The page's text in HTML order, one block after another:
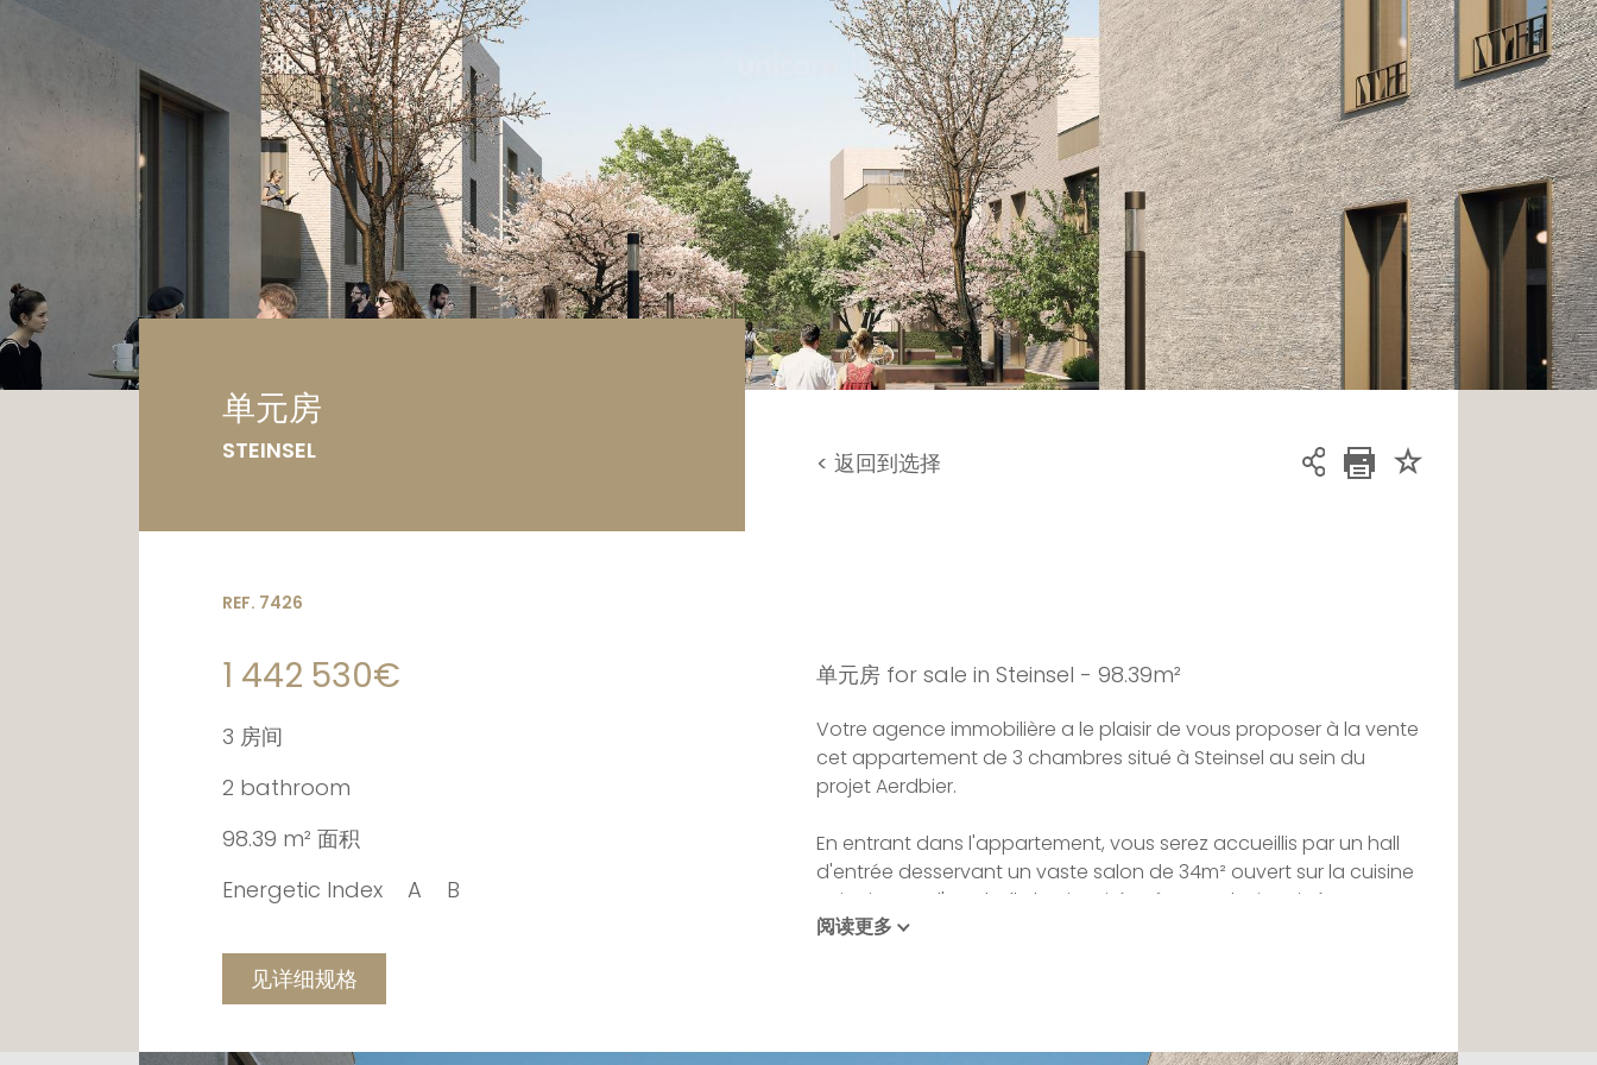
车库 / 停车场
单元房
STEINSEL < 返回到选择
REF. 7426
1 442 530€
3 房间
2 bathroom
98.39 m² 面积
Energetic Index
A B
见详细规格
单元房 for sale in Steinsel - 98.39m²
Votre agence immobilière a le plaisir de vous proposer à la vente
cet appartement de 3 chambres situé à Steinsel au sein du
projet Aerdbier.
En entrant dans l'appartement, vous serez accueillis par un hall
d'entrée desservant un vaste salon de 34m² ouvert sur la cuisine
et jouissant d'une belle luminosité grâce aux baies vitrées et son
accès direct à la terrasse.
阅读更多